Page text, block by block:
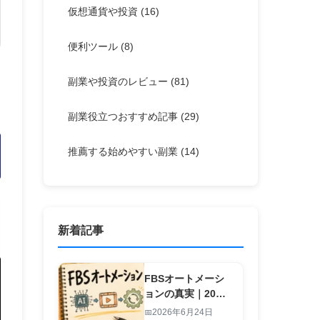
仮想通貨や投資 (16)
便利ツール (8)
副業や投資のレビュー (81)
副業役立つおすすめ記事 (29)
推薦する始めやすい副業 (14)
新着記事
FBSオートメーシ
ョンの真実｜20
秒・1行入力で副業
2026年6月24日